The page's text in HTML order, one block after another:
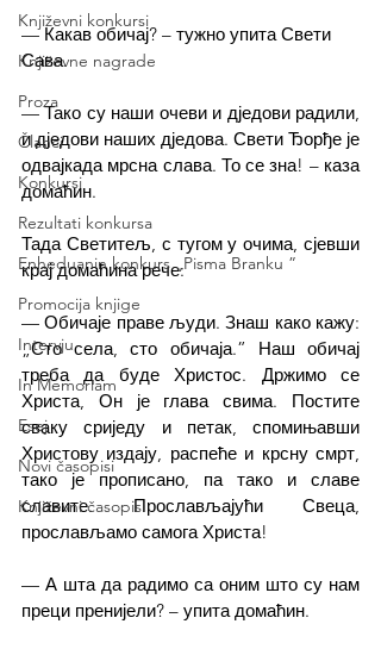
Književni konkursi
Književne nagrade
Proza
Članci
Konkursi
Rezultati konkursa
Enheduanin konkurs „Pisma Branku ”
Promocija knjige
Intervju
In Memoriam
Esej
Novi časopisi
Književni časopisi
— Какав обичај? – тужно упита Свети
Сава.
— Тако су наши очеви и дједови радили,
и дједови наших дједова. Свети Ђорђе је
одвајкада мрсна слава. То се зна! – каза
домаћин.
Тада Светитељ, с тугом у очима, сјевши
крај домаћина рече:
— Обичаје праве људи. Знаш како кажу:
„Сто села, сто обичаја.” Наш обичај
треба да буде Христос. Држимо се
Христа, Он је глава свима. Постите
сваку сриједу и петак, спомињавши
Христову издају, распеће и крсну смрт,
тако је прописано, па тако и славе
славите. Прослављајући Свеца,
прослављамо самога Христа!
— А шта да радимо са оним што су нам
преци пренијели? – упита домаћин.